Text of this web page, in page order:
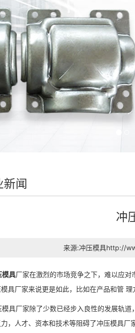
新闻
冲
来源:冲压模具http://
模具厂家在激烈的市场竞争之下，难以应
具厂家来说更是如此，比如在产品和管
具厂家除了少数已经步入良性的发展轨道
，人才、资本和技术等阻碍了冲压模具